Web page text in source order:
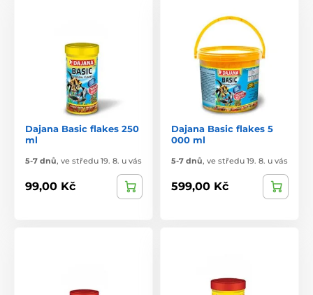
Dajana Basic flakes 250
ml
5-7 dnů, ve středu 19. 8. u vás
99,00 Kč
Dajana Basic flakes 5
000 ml
5-7 dnů, ve středu 19. 8. u vás
599,00 Kč